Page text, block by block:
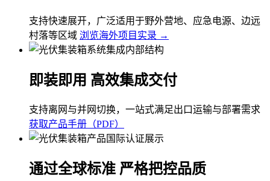
支持快速展开，广泛适用于野外营地、应急电源、边远
村落等区域 浏览海外项目实录 →
即装即用 高效集成交付
支持离网与并网切换，一站式满足出口运输与部署需求
获取产品手册（PDF）
通过全球标准 严格把控品质